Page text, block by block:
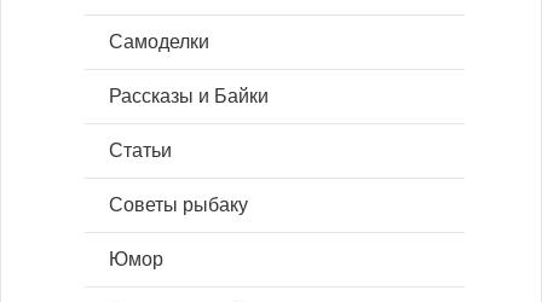
Самоделки
Рассказы и Байки
Статьи
Советы рыбаку
Юмор